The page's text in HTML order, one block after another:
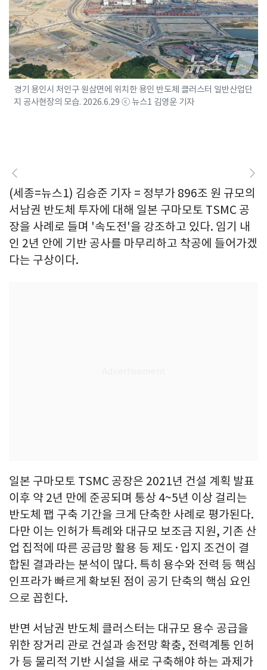
경기 용인시 처인구 원삼면에 위치한 용인 반도체 클러스터 일반산업단
지 공사현장의 모습. 2026.6.29 ⓒ 뉴스1 김영운 기자
(세종=뉴스1) 김승준 기자 = 정부가 896조 원 규모의
서남권 반도체 투자에 대해 일본 구마모토 TSMC 공
장을 사례로 들며 '속도전'을 강조하고 있다. 임기 내
인 2년 안에 기반 공사를 마무리하고 착공에 들어가겠
다는 구상이다.
일본 구마모토 TSMC 공장은 2021년 건설 계획 발표
이후 약 2년 만에 준공되며 통상 4~5년 이상 걸리는
반도체 팹 구축 기간을 크게 단축한 사례로 평가된다.
다만 이는 인허가 특례와 대규모 보조금 지원, 기존 산
업 집적에 따른 공급망 활용 등 제도·입지 조건이 결
합된 결과라는 분석이 많다. 특히 용수와 전력 등 핵심
인프라가 빠르게 확보된 점이 공기 단축의 핵심 요인
으로 꼽힌다.
반면 서남권 반도체 클러스터는 대규모 용수 공급을
위한 장거리 관로 건설과 송전망 확충, 전력계통 인허
가 등 물리적 기반 시설을 새로 구축해야 하는 과제가